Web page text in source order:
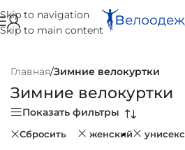
Skip to navigation
Skip to main content
Главная/Зимние велокуртки
Зимние велокуртки
Показать фильтры
Сбросить женский унисекс